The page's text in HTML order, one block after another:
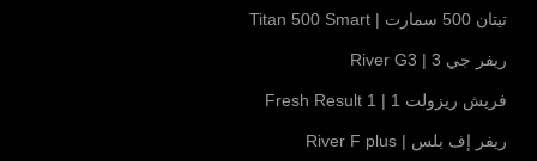
تيتان 500 سمارت | Titan 500 Smart
ريفر جي 3 | River G3
فريش ريزولت 1 | Fresh Result 1
ريفر إف بلس | River F plus